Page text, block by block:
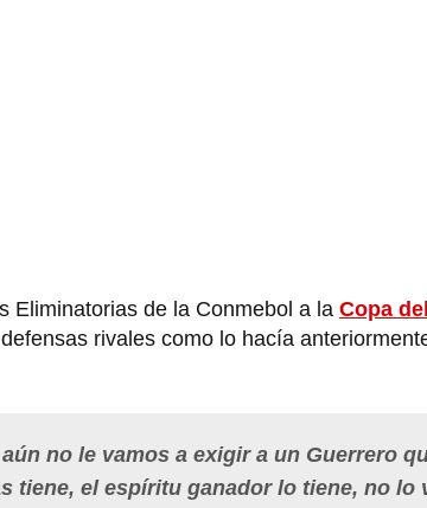
Eliminatorias de la Conmebol a la Copa
rivales como lo hacía
no le vamos a exigir a un Guerrero
tiene, el espíritu ganador lo tiene, no lo